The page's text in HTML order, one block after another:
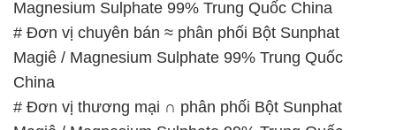
– 0933.920.505 – 028.3504.5555
– 028.3756.1835 – 028.3756.1840 –
028.3756.1841- 028.3756.1842
– 0932.660.696 – 0901.326.566 – 0906.387.866 –